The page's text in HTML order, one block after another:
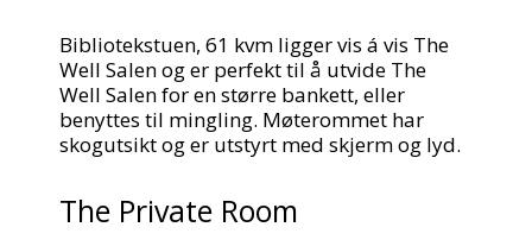
Bibliotekstuen, 61 kvm ligger vis á vis The
Well Salen og er perfekt til å utvide The
Well Salen for en større bankett, eller
benyttes til mingling. Møterommet har
skogutsikt og er utstyrt med skjerm og lyd.
The Private Room